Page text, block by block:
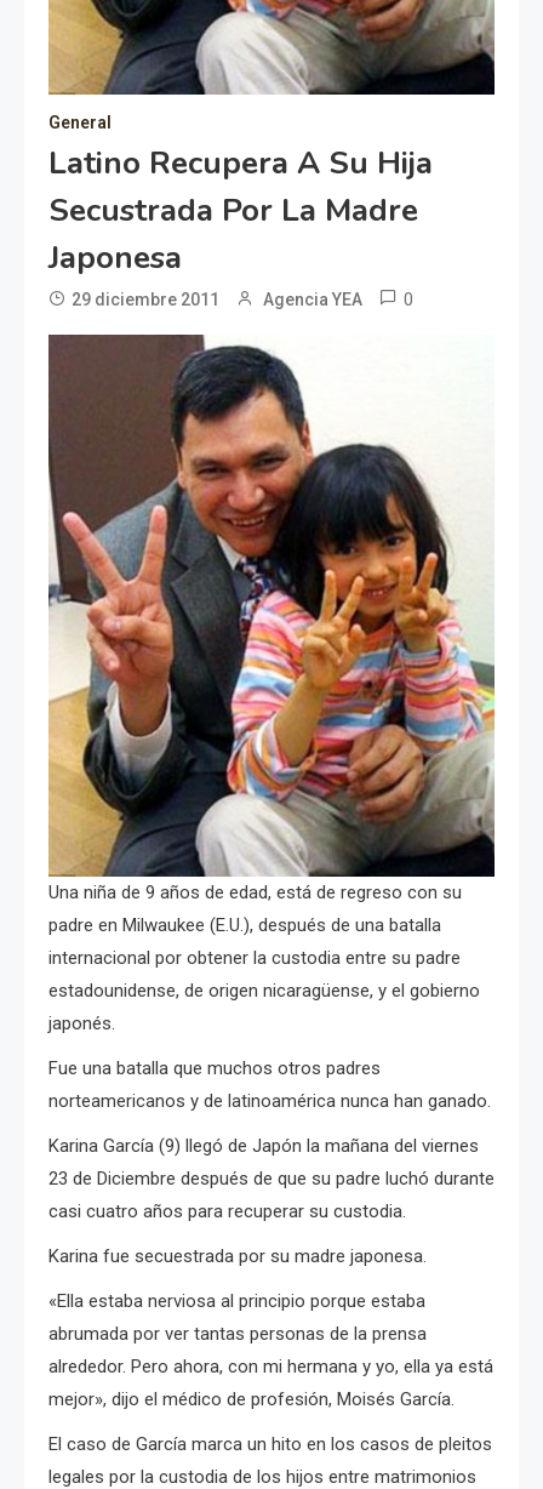
General
Latino Recupera A Su Hija
Secustrada Por La Madre
Japonesa
29 diciembre 2011 Agencia YEA 0
Una niña de 9 años de edad, está de regreso con su
padre en Milwaukee (E.U.), después de una batalla
internacional por obtener la custodia entre su padre
estadounidense, de origen nicaragüense, y el gobierno
japonés.
Fue una batalla que muchos otros padres
norteamericanos y de latinoamérica nunca han ganado.
Karina García (9) llegó de Japón la mañana del viernes
23 de Diciembre después de que su padre luchó durante
casi cuatro años para recuperar su custodia.
Karina fue secuestrada por su madre japonesa.
«Ella estaba nerviosa al principio porque estaba
abrumada por ver tantas personas de la prensa
alrededor. Pero ahora, con mi hermana y yo, ella ya está
mejor», dijo el médico de profesión, Moisés García.
El caso de García marca un hito en los casos de pleitos
legales por la custodia de los hijos entre matrimonios